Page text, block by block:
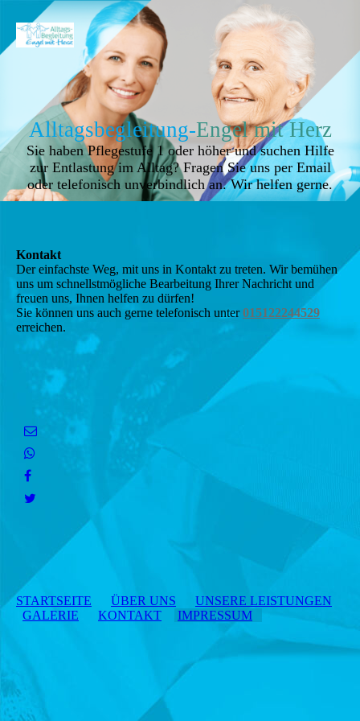
Alltagsbegleitung-Engel mit Herz
Sie haben Pflegestufe 1 oder höher und suchen Hilfe
zur Entlastung im Alltag? Fragen Sie uns per Email
oder telefonisch unverbindlich an. Wir helfen gerne.
Kontakt
Der einfachste Weg, mit uns in Kontakt zu treten. Wir bemühen
uns um schnellstmögliche Bearbeitung Ihrer Nachricht und
freuen uns, Ihnen helfen zu dürfen!
Sie können uns auch gerne telefonisch unter015122244529
erreichen.
STARTSEITE ÜBER UNS
UNSERE LEISTUNGEN
GALERIE
KONTAKT IMPRESSUM